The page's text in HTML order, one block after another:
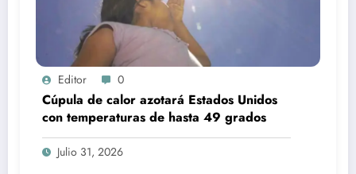
Editor 0
Cúpula de calor azotará Estados Unidos
con temperaturas de hasta 49 grados
Julio 31, 2026